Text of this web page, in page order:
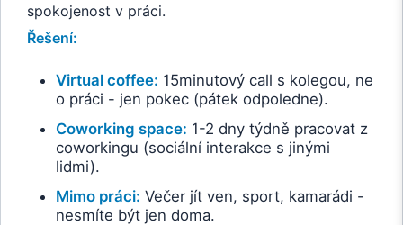
spokojenost v práci.
Řešení:
Virtual coffee: 15minutový call s kolegou, ne
o práci - jen pokec (pátek odpoledne).
Coworking space: 1-2 dny týdně pracovat z
coworkingu (sociální interakce s jinými
lidmi).
Mimo práci: Večer jít ven, sport, kamarádi -
nesmíte být jen doma.